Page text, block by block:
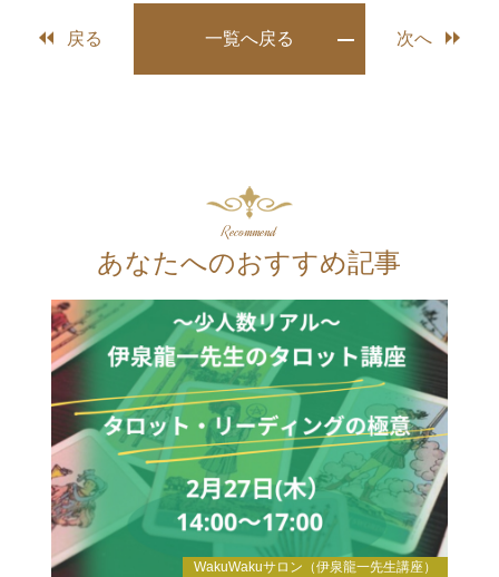
戻る 一覧へ戻る 次へ
Recommend
あなたへのおすすめ記事
WakuWakuサロン（伊泉龍一先生講座）